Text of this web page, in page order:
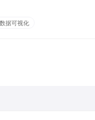
数据可视化